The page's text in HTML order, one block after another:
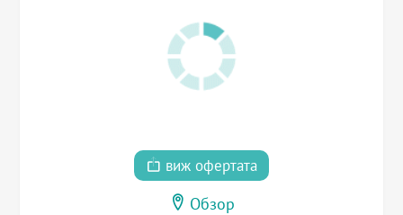
виж офертата
Обзор